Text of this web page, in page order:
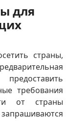
для
страны,
требования
от страны